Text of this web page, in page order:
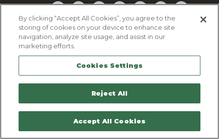
Facebook
TwitterYouTubePinterestInstagramLinkedInTikTok
Politique d'utilisation des cookies
Politique de confidentialité
Mentions légales
Plan du site
Contactez-nous
By clicking “Accept All Cookies”, you agree to the
storing of cookies on your device to enhance site
navigation, analyze site usage, and assist in our
marketing efforts.
Cookies Settings
Reject All
Accept All Cookies